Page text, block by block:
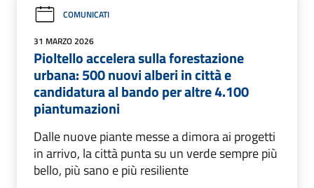
COMUNICATI
31 MARZO 2026
Pioltello accelera sulla forestazione
urbana: 500 nuovi alberi in città e
candidatura al bando per altre 4.100
piantumazioni
Dalle nuove piante messe a dimora ai progetti
in arrivo, la città punta su un verde sempre più
bello, più sano e più resiliente